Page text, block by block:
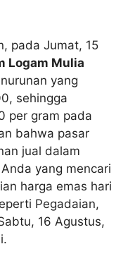
pada Jumat, 15
Logam Mulia
yang
sehingga
per gram pada
bahwa pasar
jual dalam
yang mencari
harga emas hari
Pegadaian,
16 Agustus,